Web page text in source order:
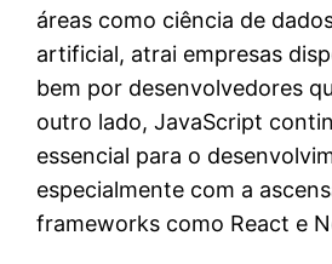
áreas como ciência de
artificial, atrai empresas
bem por desenvolvedores
outro lado, JavaScript
essencial para o
especialmente com a
frameworks como React e